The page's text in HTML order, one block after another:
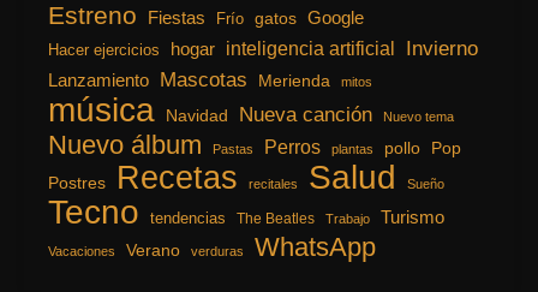
Estreno Fiestas Frío gatos Google
Hacer ejercicios hogar inteligencia artificial Invierno
Lanzamiento Mascotas Merienda mitos
música Navidad Nueva canción Nuevo tema
Nuevo álbum Pastas Perros plantas pollo
Pop
Postres
Recetas recitales Salud Sueño
Tecno tendencias The Beatles Trabajo Turismo
Vacaciones Verano verduras WhatsApp